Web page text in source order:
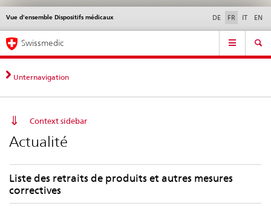
Navigation
directe:
actualités,
bases
contact
Actualités & Mises à
normes
Contact | Support &
aide
Vue d'ensemble Dispositifs médicaux DE FR IT EN
Service
Navigation
Swissmedic
Unternavigation
Context sidebar
Actualité
Liste des retraits de produits et autres mesures
correctives